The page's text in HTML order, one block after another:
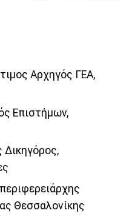
Αρχηγός ΓΕΑ,
Επιστήμων,
Δικηγόρος,
Θεσσαλονίκης